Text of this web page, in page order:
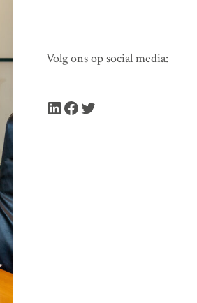
Volg ons op social media:
LinkedIn Facebook